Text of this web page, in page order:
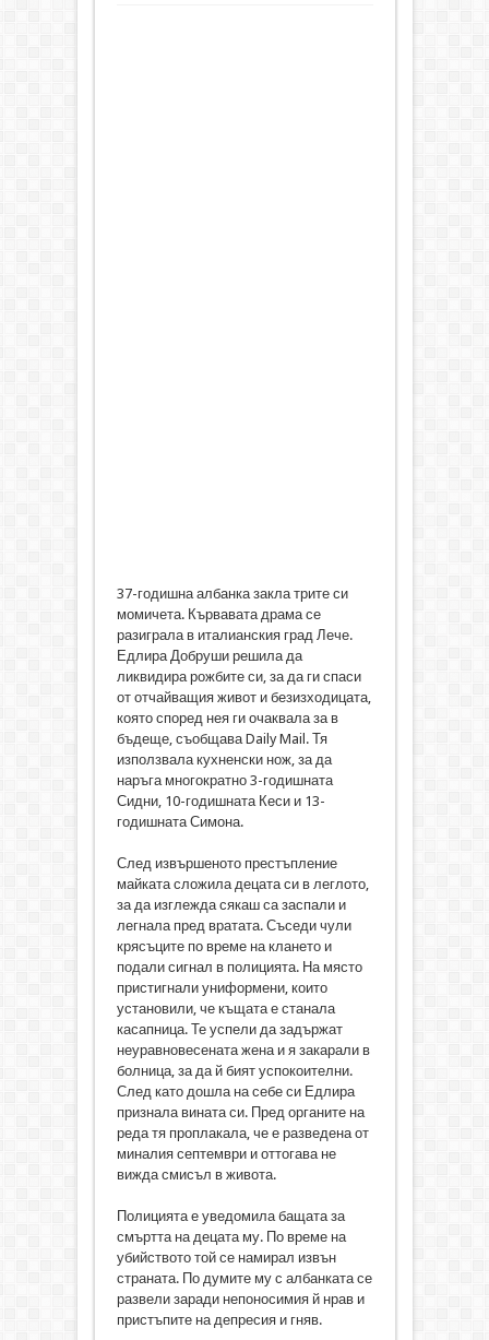
37-годишна албанка закла трите си
момичета. Кървавата драма се
разиграла в италианския град Лече.
Едлира Добруши решила да
ликвидира рожбите си, за да ги спаси
от отчайващия живот и безизходицата,
която според нея ги очаквала за в
бъдеще, съобщава Daily Mail. Тя
използвала кухненски нож, за да
наръга многократно 3-годишната
Сидни, 10-годишната Кеси и 13-
годишната Симона.
След извършеното престъпление
майката сложила децата си в леглото,
за да изглежда сякаш са заспали и
легнала пред вратата. Съседи чули
крясъците по време на клането и
подали сигнал в полицията. На място
пристигнали униформени, които
установили, че къщата е станала
касапница. Те успели да задържат
неуравновесената жена и я закарали в
болница, за да й бият успокоителни.
След като дошла на себе си Едлира
признала вината си. Пред органите на
реда тя проплакала, че е разведена от
миналия септември и оттогава не
вижда смисъл в живота.
Полицията е уведомила бащата за
смъртта на децата му. По време на
убийството той се намирал извън
страната. По думите му с албанката се
развели заради непоносимия й нрав и
пристъпите на депресия и гняв.